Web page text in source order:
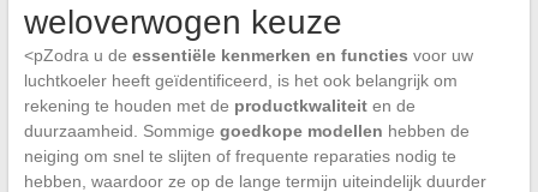
weloverwogen keuze
<pZodra u de essentiële kenmerken en functies voor uw
luchtkoeler heeft geïdentificeerd, is het ook belangrijk om
rekening te houden met de productkwaliteiten de
duurzaamheid. Sommige goedkope modellen hebben de
neiging om snel te slijten of frequente reparaties nodig te
hebben, waardoor ze op de lange termijn uiteindelijk duurder